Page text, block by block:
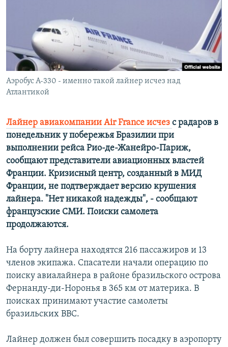
ПОДПИШИТЕСЬ НА РАССЫЛКУ
СОЦИАЛЬНЫЕ СЕТИ
Все сайты РСЕ/РС
Аэробус А-330 - именно такой лайнер исчез над
Атлантикой
Лайнер авиакомпании Air France исчез с радаров в
понедельник у побережья Бразилии при
выполнении рейса Рио-де-Жанейро-Париж,
сообщают представители авиационных властей
Франции. Кризисный центр, созданный в МИД
Франции, не подтверждает версию крушения
лайнера. "Нет никакой надежды", - сообщают
французские СМИ. Поиски самолета
продолжаются.
На борту лайнера находятся 216 пассажиров и 13
членов экипажа. Спасатели начали операцию по
поиску авиалайнера в районе бразильского острова
Фернанду-ди-Норонья в 365 км от материка. В
поисках принимают участие самолеты
бразильских ВВС.
Лайнер должен был совершить посадку в аэропорту